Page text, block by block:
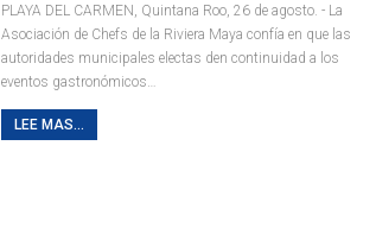
PLAYA DEL CARMEN, Quintana Roo, 26 de agosto. - La
Asociación de Chefs de la Riviera Maya confía en que las
autoridades municipales electas den continuidad a los
eventos gastronómicos
LEE MAS...